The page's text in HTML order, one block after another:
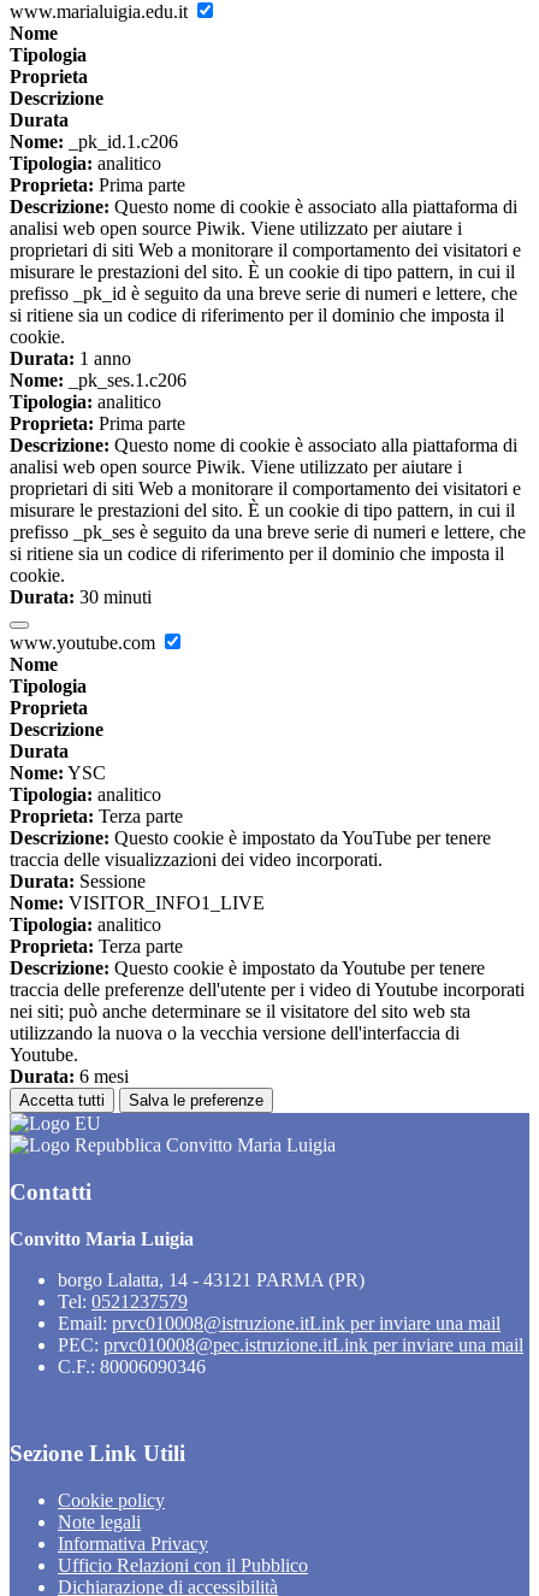
www.marialuigia.edu.it
Nome
Tipologia
Proprieta
Descrizione
Durata
Nome: _pk_id.1.c206
Tipologia: analitico
Proprieta: Prima parte
Descrizione: Questo nome di cookie è associato alla piattaforma di
analisi web open source Piwik. Viene utilizzato per aiutare i
proprietari di siti Web a monitorare il comportamento dei visitatori e
misurare le prestazioni del sito. È un cookie di tipo pattern, in cui il
prefisso _pk_id è seguito da una breve serie di numeri e lettere, che
si ritiene sia un codice di riferimento per il dominio che imposta il
cookie.
Durata: 1 anno
Nome: _pk_ses.1.c206
Tipologia: analitico
Proprieta: Prima parte
Descrizione: Questo nome di cookie è associato alla piattaforma di
analisi web open source Piwik. Viene utilizzato per aiutare i
proprietari di siti Web a monitorare il comportamento dei visitatori e
misurare le prestazioni del sito. È un cookie di tipo pattern, in cui il
prefisso _pk_ses è seguito da una breve serie di numeri e lettere, che
si ritiene sia un codice di riferimento per il dominio che imposta il
cookie.
Durata: 30 minuti
www.youtube.com
Nome
Tipologia
Proprieta
Descrizione
Durata
Nome: YSC
Tipologia: analitico
Proprieta: Terza parte
Descrizione: Questo cookie è impostato da YouTube per tenere
traccia delle visualizzazioni dei video incorporati.
Durata: Sessione
Nome: VISITOR_INFO1_LIVE
Tipologia: analitico
Proprieta: Terza parte
Descrizione: Questo cookie è impostato da Youtube per tenere
traccia delle preferenze dell'utente per i video di Youtube incorporati
nei siti; può anche determinare se il visitatore del sito web sta
utilizzando la nuova o la vecchia versione dell'interfaccia di
Youtube.
Durata: 6 mesi
Accetta tutti Salva le preferenze
Convitto Maria Luigia
Contatti
Convitto Maria Luigia
borgo Lalatta, 14 - 43121 PARMA (PR)
Tel: 0521237579
Email: prvc010008@istruzione.itLink per inviare una mail
PEC: prvc010008@pec.istruzione.itLink per inviare una mail
C.F.: 80006090346
Sezione Link Utili
Cookie policy
Note legali
Informativa Privacy
Ufficio Relazioni con il Pubblico
Dichiarazione di accessibilità